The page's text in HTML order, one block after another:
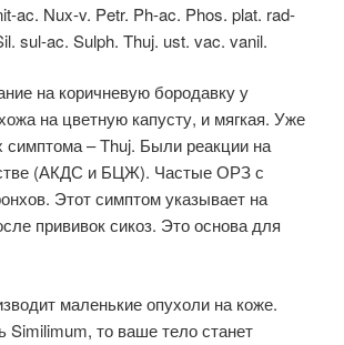
ac. Nux-v. Petr. Ph-ac. Phos. plat. rad-
sul-ac. Sulph. Thuj. ust. vac. vanil.
на коричневую бородавку у
на цветную капусту, и мягкая. Уже
– Thuj. Были реакции на
(АКДС и БЦЖ). Частые ОРЗ с
Этот симптом указывает на
прививок сикоз. Это основа для
маленькие опухоли на коже.
Similimum, то ваше тело станет